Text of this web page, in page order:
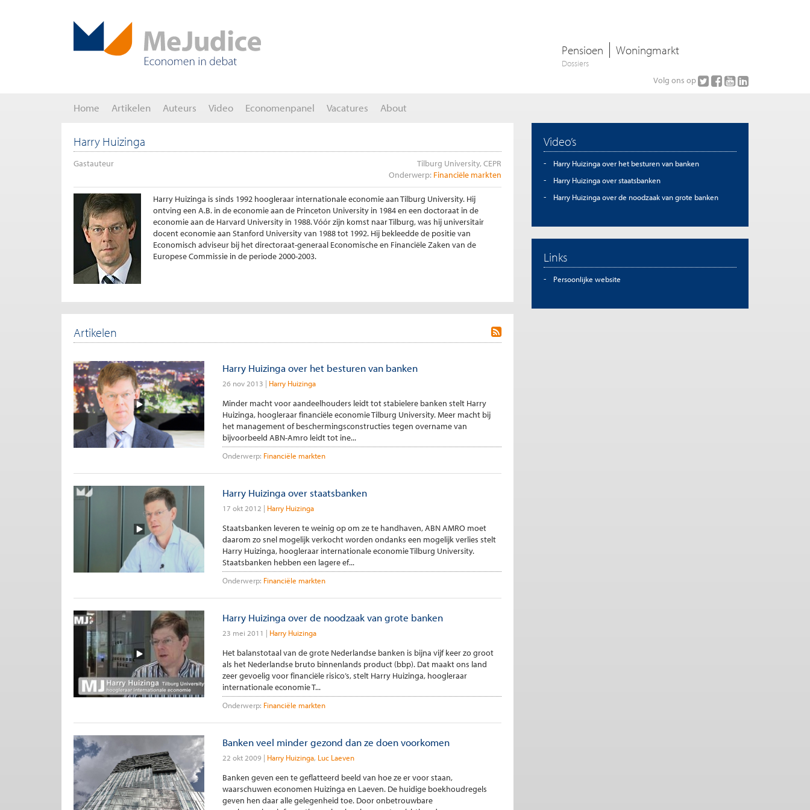
Pensioen Woningmarkt
Dossiers
Volg ons op
Home Artikelen Auteurs Video Economenpanel Vacatures About
Harry Huizinga
Gastauteur
Tilburg University, CEPR
Onderwerp: Financiële markten
Harry Huizinga is sinds 1992 hoogleraar internationale economie aan Tilburg University. Hij
ontving een A.B. in de economie aan de Princeton University in 1984 en een doctoraat in de
economie aan de Harvard University in 1988. Vóór zijn komst naar Tilburg, was hij universitair
docent economie aan Stanford University van 1988 tot 1992. Hij bekleedde de positie van
Economisch adviseur bij het directoraat-generaal Economische en Financiële Zaken van de
Europese Commissie in de periode 2000-2003.
Artikelen
Harry Huizinga over het besturen van banken
26 nov 2013 Harry Huizinga
Minder macht voor aandeelhouders leidt tot stabielere banken stelt Harry
Huizinga, hoogleraar financiële economie Tilburg University. Meer macht bij
het management of beschermingsconstructies tegen overname van
bijvoorbeeld ABN-Amro leidt tot ine...
Onderwerp: Financiële markten
Harry Huizinga over staatsbanken
17 okt 2012 Harry Huizinga
Staatsbanken leveren te weinig op om ze te handhaven, ABN AMRO moet
daarom zo snel mogelijk verkocht worden ondanks een mogelijk verlies stelt
Harry Huizinga, hoogleraar internationale economie Tilburg University.
Staatsbanken hebben een lagere ef...
Onderwerp: Financiële markten
Harry Huizinga over de noodzaak van grote banken
23 mei 2011 Harry Huizinga
Het balanstotaal van de grote Nederlandse banken is bijna vijf keer zo groot
als het Nederlandse bruto binnenlands product (bbp). Dat maakt ons land
zeer gevoelig voor financiële risico’s, stelt Harry Huizinga, hoogleraar
internationale economie T...
Onderwerp: Financiële markten
Banken veel minder gezond dan ze doen voorkomen
22 okt 2009 Harry Huizinga Luc Laeven
Banken geven een te geflatteerd beeld van hoe ze er voor staan,
waarschuwen economen Huizinga en Laeven. De huidige boekhoudregels
geven hen daar alle gelegenheid toe. Door onbetrouwbare
Video’s
Harry Huizinga over het besturen van banken
Harry Huizinga over staatsbanken
Harry Huizinga over de noodzaak van grote banken
Links
Persoonlijke website